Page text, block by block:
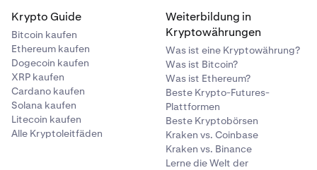
Krypto Guide
Bitcoin kaufen
Ethereum kaufen
Dogecoin kaufen
XRP kaufen
Cardano kaufen
Solana kaufen
Litecoin kaufen
Alle Kryptoleitfäden
Weiterbildung in
Kryptowährungen
Was ist eine Kryptowährung?
Was ist Bitcoin?
Was ist Ethereum?
Beste Krypto-Futures-
Plattformen
Beste Kryptobörsen
Kraken vs. Coinbase
Kraken vs. Binance
Lerne die Welt der